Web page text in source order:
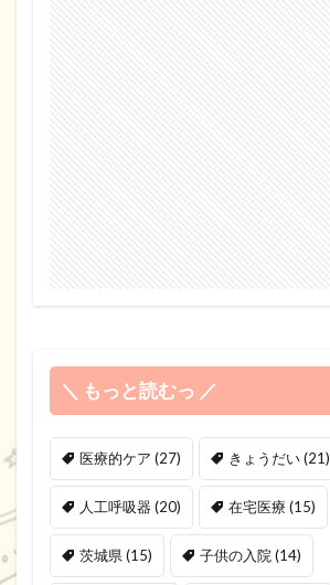
＼ もっと読むっ ／
医療的ケア (27) きょうだい(21)
人工呼吸器 (20) 在宅医療 (15)
茨城県(15) 子供の入院(14)